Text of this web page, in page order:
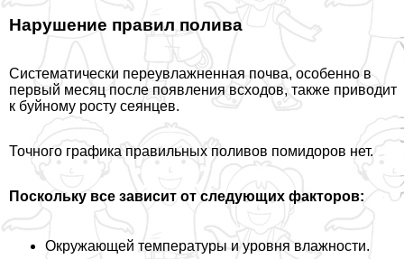
Нарушение правил полива
Систематически переувлажненная почва, особенно в
первый месяц после появления всходов, также приводит
к буйному росту сеянцев.
Точного графика правильных поливов помидоров нет.
Поскольку все зависит от следующих факторов:
Окружающей температуры и уровня влажности.